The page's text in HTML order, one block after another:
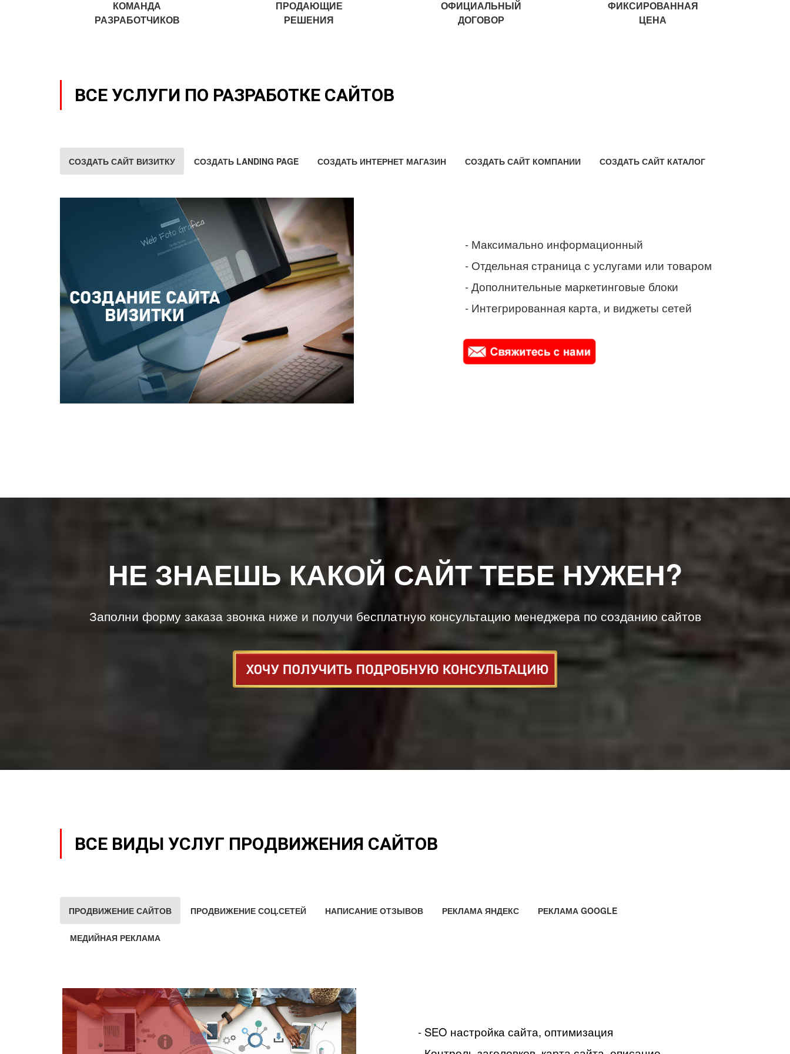
КОМАНДА
РАЗРАБОТЧИКОВ
ПРОДАЮЩИЕ
РЕШЕНИЯ
ОФИЦИАЛЬНЫЙ
ДОГОВОР
ФИКСИРОВАННАЯ
ЦЕНА
ВСЕ УСЛУГИ ПО РАЗРАБОТКЕ САЙТОВ
СОЗДАТЬ САЙТ ВИЗИТКУ СОЗДАТЬ LANDING PAGE СОЗДАТЬ ИНТЕРНЕТ МАГАЗИН СОЗДАТЬ САЙТ КОМПАНИИ СОЗДАТЬ САЙТ КАТАЛОГ
- Максимально информационный
- Отдельная страница с услугами или товаром
- Дополнительные маркетинговые блоки
- Интегрированная карта, и виджеты сетей
НЕ ЗНАЕШЬ КАКОЙ САЙТ ТЕБЕ НУЖЕН?
Заполни форму заказа звонка ниже и получи бесплатную консультацию менеджера по созданию сайтов
ВСЕ ВИДЫ УСЛУГ ПРОДВИЖЕНИЯ САЙТОВ
ПРОДВИЖЕНИЕ САЙТОВ ПРОДВИЖЕНИЕ СОЦ.СЕТЕЙ НАПИСАНИЕ ОТЗЫВОВ РЕКЛАМА ЯНДЕКС РЕКЛАМА GOOGLE
МЕДИЙНАЯ РЕКЛАМА
- SEO настройка сайта, оптимизация